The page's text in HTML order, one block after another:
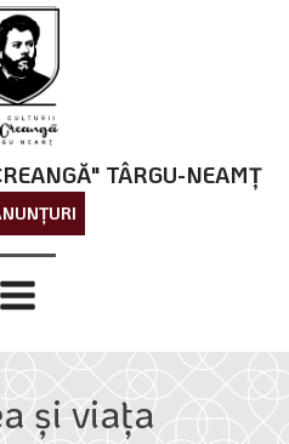
TÂRGU-NEAMȚ
și viața